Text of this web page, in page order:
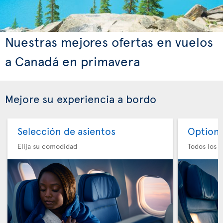
Nuestras mejores ofertas en vuelos
a Canadá en primavera
Mejore su experiencia a bordo
Selección de asientos
Elija su comodidad
Option
Todos los